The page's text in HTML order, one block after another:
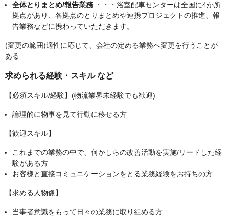
全体とりまとめ/報告業務 ・・・浴室配車センターは全国に4か所
拠点があり、各拠点のとりまとめや連携プロジェクトの推進、報
告業務などに携わっていただきます。
(変更の範囲)適性に応じて、会社の定める業務へ変更を行うことが
ある
求められる経験・スキル など
【必須スキル/経験】(物流業界未経験でも歓迎)
論理的に物事を見て行動に移せる方
【歓迎スキル】
これまでの業務の中で、何かしらの改善活動を実施/リードした経
験がある方
お客様と直接コミュニケーションをとる業務経験をお持ちの方
【求める人物像】
当事者意識をもって日々の業務に取り組める方